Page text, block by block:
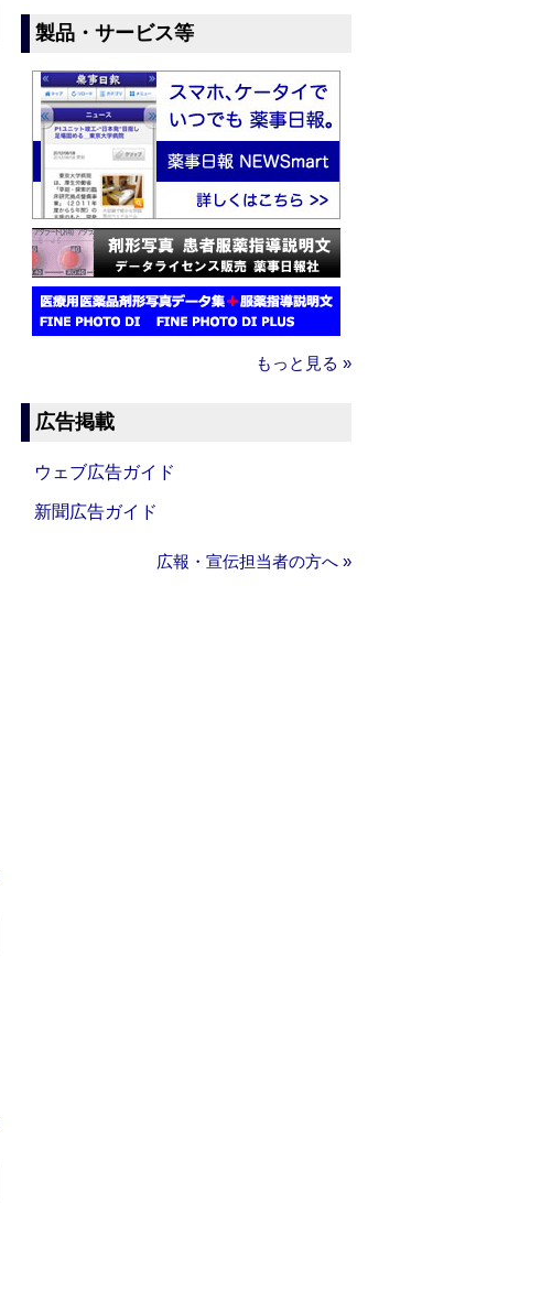
製品・サービス等
もっと見る »
広告掲載
ウェブ広告ガイド
新聞広告ガイド
広報・宣伝担当者の方へ »